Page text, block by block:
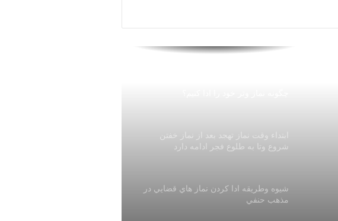
همسر!
ابتداء وقت نماز تهجد بعد از نماز خفتن
شروع وتا به طلوع فجر ادامه دارد
شيوه وطريقه ادا كردن نماز هاي قضايي در
مذهب حنفي